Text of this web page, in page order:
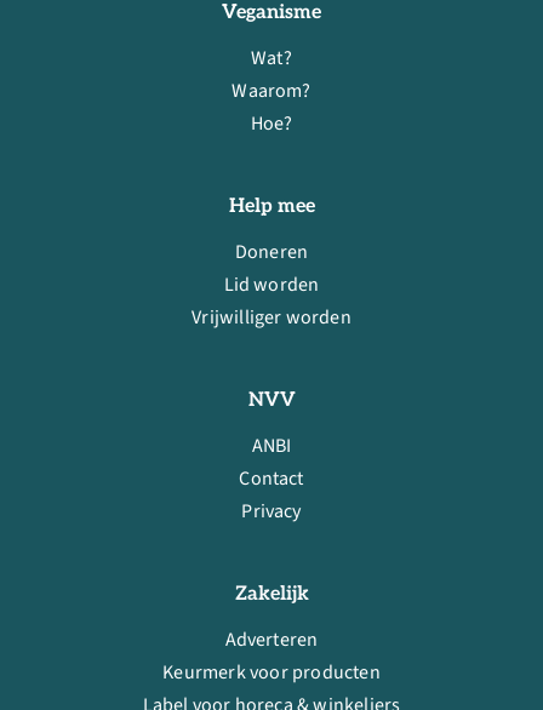
Veganisme
Wat?
Waarom?
Hoe?
Help mee
Doneren
Lid worden
Vrijwilliger worden
NVV
ANBI
Contact
Privacy
Zakelijk
Adverteren
Keurmerk voor producten